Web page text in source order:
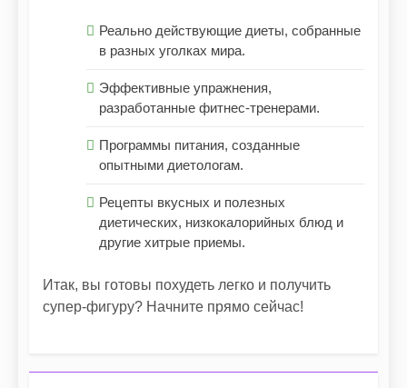
Реально действующие диеты, собранные
в разных уголках мира.
Эффективные упражнения,
разработанные фитнес-тренерами.
Программы питания, созданные
опытными диетологам.
Рецепты вкусных и полезных
диетических, низкокалорийных блюд и
другие хитрые приемы.
Итак, вы готовы похудеть легко и получить
супер-фигуру? Начните прямо сейчас!